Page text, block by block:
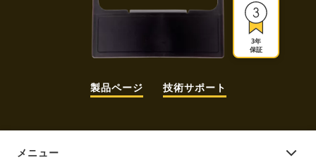
3年
保証
製品ページ 技術サポート
メニュー
互換性のある製品